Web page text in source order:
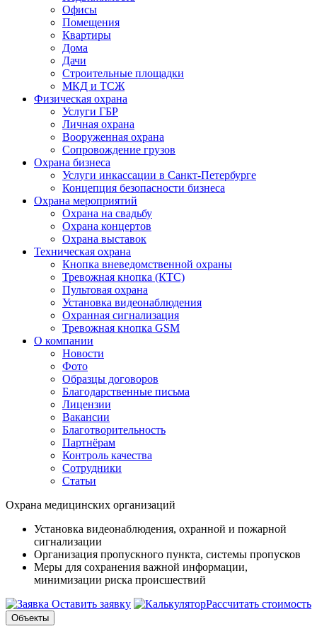
Офисы
Помещения
Квартиры
Дома
Дачи
Строительные площадки
МКД и ТСЖ
Физическая охрана
Услуги ГБР
Личная охрана
Вооруженная охрана
Сопровождение грузов
Охрана бизнеса
Услуги инкассации в Санкт-Петербурге
Концепция безопасности бизнеса
Охрана мероприятий
Охрана на свадьбу
Охрана концертов
Охрана выставок
Техническая охрана
Кнопка вневедомственной охраны
Тревожная кнопка (КТС)
Пультовая охрана
Установка видеонаблюдения
Охранная сигнализация
Тревожная кнопка GSM
О компании
Новости
Фото
Образцы договоров
Благодарственные письма
Лицензии
Вакансии
Благотворительность
Партнёрам
Контроль качества
Сотрудники
Статьи
Охрана медицинских организаций
Установка видеонаблюдения, охранной и пожарной
сигнализации
Организация пропускного пункта, системы пропусков
Меры для сохранения важной информации,
минимизации риска происшествий
Оставить заявку
Рассчитать стоимость
Объекты